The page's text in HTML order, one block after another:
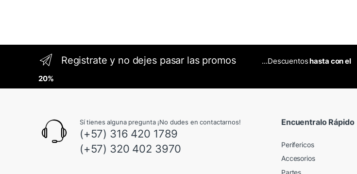
Registrate y no dejes pasar las promos ...Descuentoshasta con el
20%
Sí tienes alguna pregunta ¡No dudes en contactarnos!
(+57) 316 420 1789
(+57) 320 402 3970
Encuentralo Rápido
Perifericos
Accesorios
Partes